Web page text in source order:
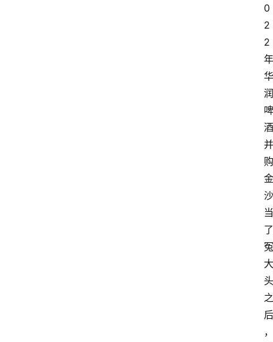
0
2
2
年
华
润
啤
酒
并
购
金
沙
当
了
冤
大
头
之
后
，